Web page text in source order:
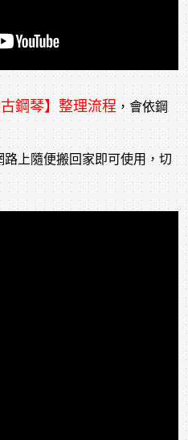
鋼琴】 整理流程 ，會依鋼
上隨便搬回家即可使用，切